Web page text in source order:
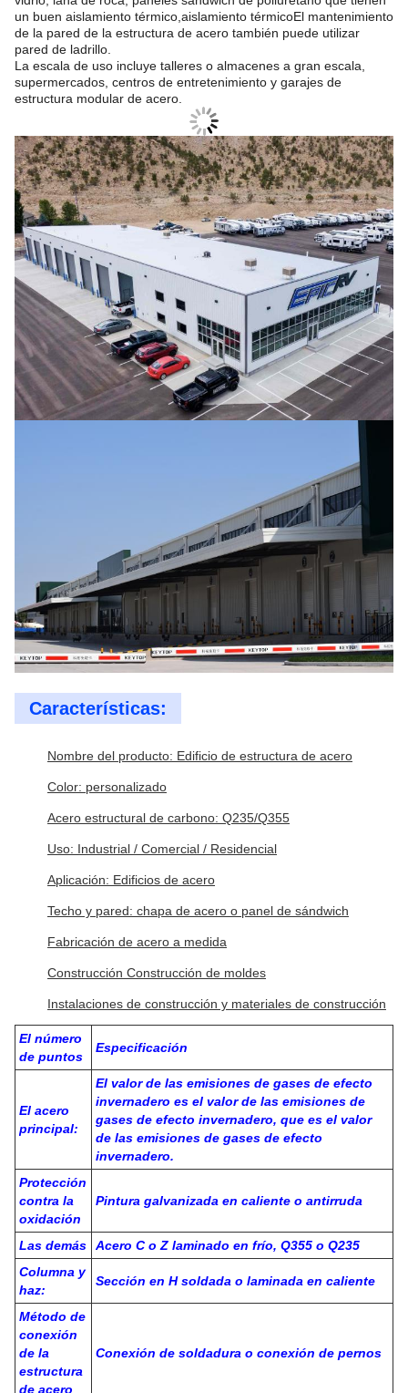
un buen aislamiento térmico,aislamiento térmicoEl mantenimiento
de la pared de la estructura de acero también puede utilizar
pared de ladrillo.
La escala de uso incluye talleres o almacenes a gran escala,
supermercados, centros de entretenimiento y garajes de
estructura modular de acero.
Nombre del producto: Edificio de estructura de acero
Color: personalizado
Acero estructural de carbono: Q235/Q355
Uso: Industrial / Comercial / Residencial
Aplicación: Edificios de acero
Techo y pared: chapa de acero o panel de sándwich
Fabricación de acero a medida
Construcción Construcción de moldes
Instalaciones de construcción y materiales de construcción
El número
de puntos
Especificación
principal:
invernadero es el valor de las emisiones de